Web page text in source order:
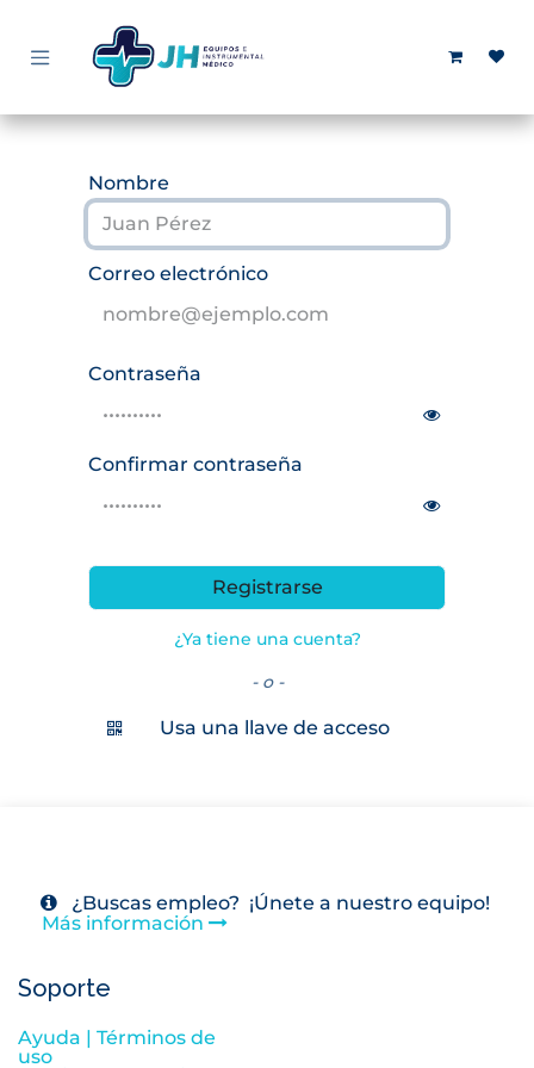
Nombre
Correo electrónico
Contraseña
Confirmar contraseña
Registrarse
¿Ya tiene una cuenta?
- o -
Usa una llave de acceso
¿Buscas empleo? ¡Únete a nuestro equipo!
Más información
Soporte
Ayuda | Términos de
uso